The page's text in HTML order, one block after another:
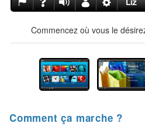
Commencez où vous le
Comment ça marche ?